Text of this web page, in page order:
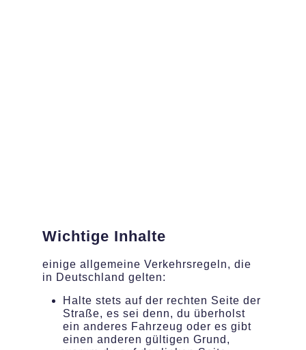
Wichtige Inhalte
einige allgemeine Verkehrsregeln, die
in Deutschland gelten:
Halte stets auf der rechten Seite der
Straße, es sei denn, du überholst
ein anderes Fahrzeug oder es gibt
einen anderen gültigen Grund,